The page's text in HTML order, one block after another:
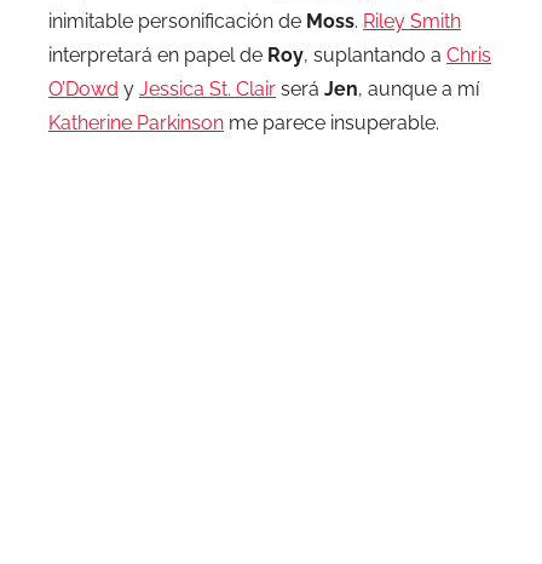
inimitable personificación de Moss. Riley Smith
interpretará en papel de Roy, suplantando a Chris
O’Dowd y Jessica St. Clair será Jen, aunque a mí
Katherine Parkinson me parece insuperable.